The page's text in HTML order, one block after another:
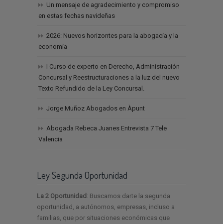
Un mensaje de agradecimiento y compromiso
en estas fechas navideñas
2026: Nuevos horizontes para la abogacía y la
economía
I Curso de experto en Derecho, Administración
Concursal y Reestructuraciones a la luz del nuevo
Texto Refundido de la Ley Concursal.
Jorge Muñoz Abogados en Àpunt
Abogada Rebeca Juanes Entrevista 7 Tele
Valencia
Ley Segunda Oportunidad
La 2 Oportunidad: Buscamos darte la segunda
oportunidad, a autónomos, empresas, incluso a
familias, que por situaciones económicas que